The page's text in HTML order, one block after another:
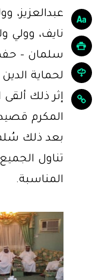
عبدالعزيز،
نايف، وولي
سلمان -
لحماية
إثر ذلك
المكرم
بعد ذلك سُلم
تناول
المناسبة.